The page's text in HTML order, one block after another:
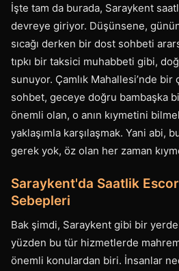
İşte tam da burada, Saraykent
devreye giriyor. Düşünsene,
sıcağı derken bir dost sohbeti
tıpkı bir taksici muhabbeti gibi,
sunuyor. Çamlık Mahallesi’nde bir
sohbet, geceye doğru bambaşka
önemli olan, o anın kıymetini
yaklaşımla karşılaşmak. Yani abi,
gerek yok, öz olan her zaman
Saraykent'da Saatlik
Sebepleri
Bak şimdi, Saraykent gibi bir
yüzden bu tür hizmetlerde
önemli konulardan biri. İnsanlar